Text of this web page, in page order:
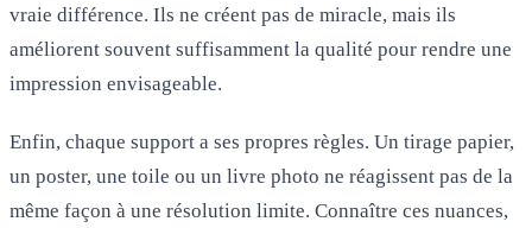
vraie différence. Ils ne créent pas de miracle, mais ils
améliorent souvent suffisamment la qualité pour rendre une
impression envisageable.
Enfin, chaque support a ses propres règles. Un tirage papier,
un poster, une toile ou un livre photo ne réagissent pas de la
même façon à une résolution limite. Connaître ces nuances,